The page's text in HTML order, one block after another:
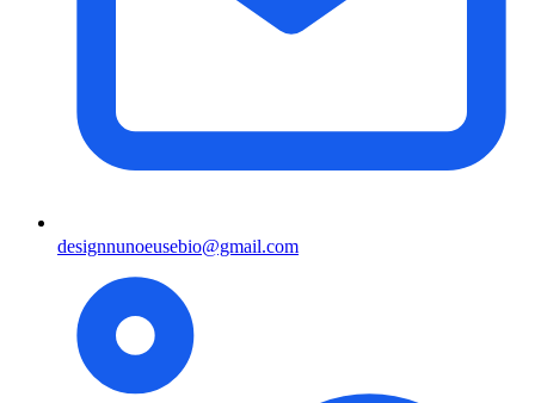
designnunoeusebio@gmail.com